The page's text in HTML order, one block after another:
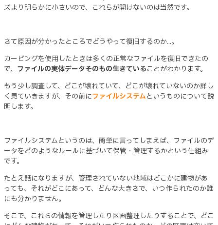
ズより明らかに小さいので、これらが開けないのは当然です。
さて原因が分かったところでどうやって復旧するのか...。
カービングを使用したときは多くの正常なファイルを復旧できたの
で、 ファイルの実体データそのもの生きていることがわかります。
もう少し調査して、どこが壊れていて、どこが壊れていないのか詳し
く見ていきますが、その前にファイルシステムというものについて説
明します。
ファイルシステムというのは、簡単に言ってしまえば、ファイルのデ
ータをどのようなルールに基づいて保管・管理するかという仕組み
です。
たとえ話になりますが、管理されていない地域はどこかに建物があ
っても、それがどこにあって、どんな大きさで、いつ作られたのか誰
にも分かりません。
そこで、これらの情報を管理したり区画整理したりすることで、どこ